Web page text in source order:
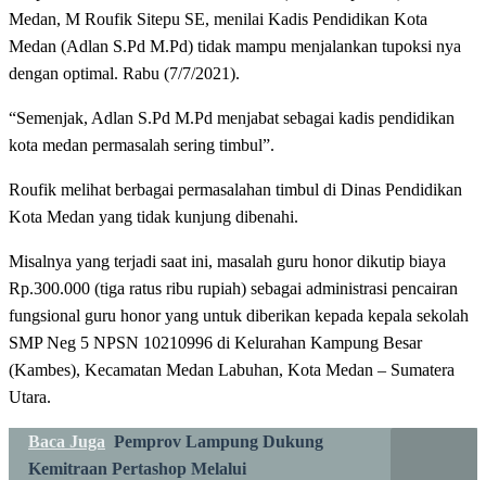
Medan, M Roufik Sitepu SE, menilai Kadis Pendidikan Kota
Medan (Adlan S.Pd M.Pd) tidak mampu menjalankan tupoksi nya
dengan optimal. Rabu (7/7/2021).
“Semenjak, Adlan S.Pd M.Pd menjabat sebagai kadis pendidikan
kota medan permasalah sering timbul”.
Roufik melihat berbagai permasalahan timbul di Dinas Pendidikan
Kota Medan yang tidak kunjung dibenahi.
Misalnya yang terjadi saat ini, masalah guru honor dikutip biaya
Rp.300.000 (tiga ratus ribu rupiah) sebagai administrasi pencairan
fungsional guru honor yang untuk diberikan kepada kepala sekolah
SMP Neg 5 NPSN 10210996 di Kelurahan Kampung Besar
(Kambes), Kecamatan Medan Labuhan, Kota Medan – Sumatera
Utara.
Baca Juga Pemprov Lampung Dukung
Kemitraan Pertashop Melalui